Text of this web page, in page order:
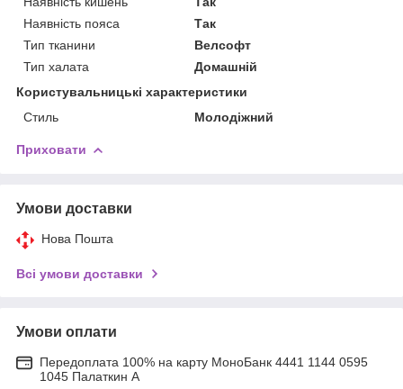
Наявність пояса
Так
Тип тканини
Велсофт
Тип халата
Домашній
Користувальницькі характеристики
Стиль
Молодіжний
Приховати
Умови доставки
Нова Пошта
Всі умови доставки
Умови оплати
Передоплата 100% на карту МоноБанк 4441 1144 0595
1045 Палаткин А